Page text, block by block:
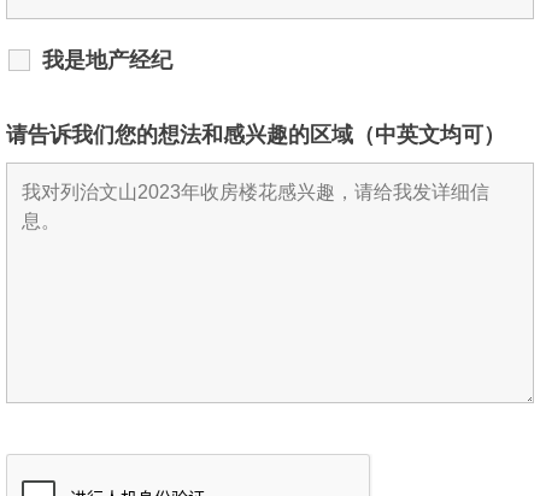
我是地产经纪
请告诉我们您的想法和感兴趣的区域（中英文均可）